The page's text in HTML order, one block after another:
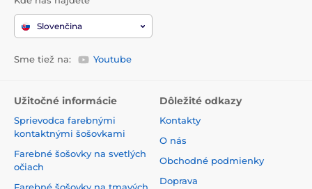
Slovenčina
Sme tiež na: Youtube
Užitočné informácie
Sprievodca farebnými
kontaktnými šošovkami
Farebné šošovky na svetlých
očiach
Dôležité odkazy
Kontakty
O nás
Obchodné podmienky
Doprava